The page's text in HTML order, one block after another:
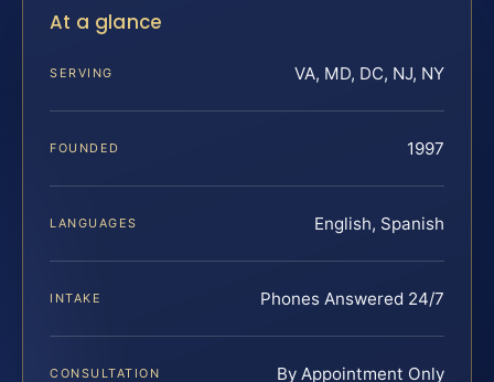
At a glance
SERVING VA, MD, DC, NJ, NY
FOUNDED 1997
LANGUAGES English, Spanish
INTAKE Phones Answered 24/7
CONSULTATION By Appointment Only